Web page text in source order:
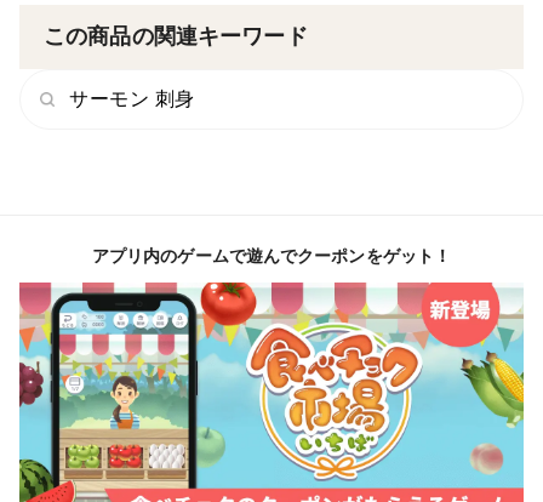
この商品の関連キーワード
サーモン 刺身
アプリ内のゲームで遊んでクーポンをゲット！